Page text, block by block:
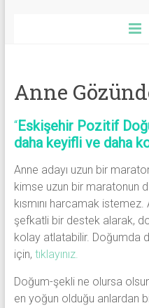
Anne
“Eskişehir Pozitif
daha keyifli ve daha
Anne adayı uzun bir
kimse uzun bir maratonun
kısmını harcamak
şefkatli bir destek alarak,
kolay atlatabilir. Doğumda
için, tıklayınız.
Doğum-şekli ne olursa
en yoğun olduğu anlardan